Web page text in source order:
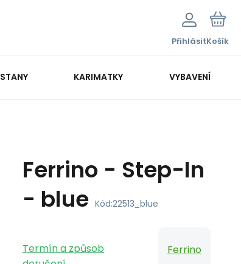
PřihlásitKošík
STANY KARIMATKY VYBAVENÍ
Ferrino - Step-In
- blue Kód:22513_blue
Termín a způsob
Ferrino